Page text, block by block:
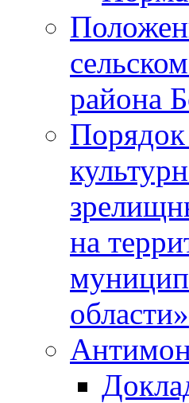
района
Порядок
на
области»